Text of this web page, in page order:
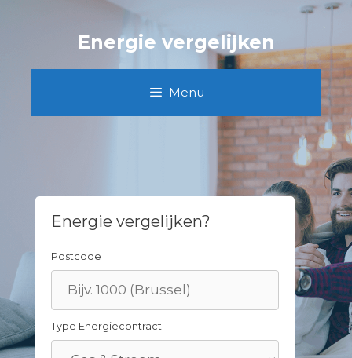
Energie vergelijken
Menu
Energie vergelijken?
Postcode
Type Energiecontract